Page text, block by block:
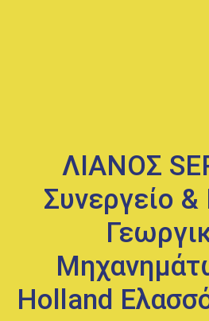
ΛΙΑΝΟΣ
Συνεργείο
Holland